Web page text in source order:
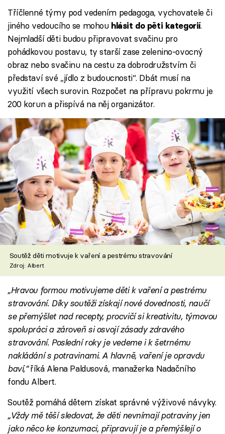
Tříčlenné týmy pod vedením pedagoga, vychovatele či
jiného vedoucího se mohou hlásit do pěti kategorií.
Nejmladší děti budou připravovat svačinu pro
pohádkovou postavu, ty starší zase zelenino-ovocný
obraz nebo svačinu na cestu za dobrodružstvím či
představí své „jídlo z budoucnosti“. Dbát musí na
využití všech surovin. Rozpočet na přípravu pokrmu je
200 korun a přispívá na něj organizátor.
Soutěž děti motivuje k vaření a pestrému stravování
Zdroj: Albert
„Hravou formou motivujeme děti k vaření a pestrému
stravování. Díky soutěži získají nové dovednosti, naučí
se přemýšlet nad recepty, procvičí si kreativitu, týmovou
spolupráci a zároveň si osvojí zásady zdravého
stravování. Poslední roky je vedeme i k šetrnému
nakládání s potravinami. A hlavně, vaření je opravdu
baví,“říká Alena Paldusová, manažerka Nadačního
fondu Albert.
Soutěž pomáhá dětem získat správné výživové návyky.
„Vždy mě těší sledovat, že děti nevnímají potraviny jen
jako něco ke konzumaci, připravují je a přemýšlejí o